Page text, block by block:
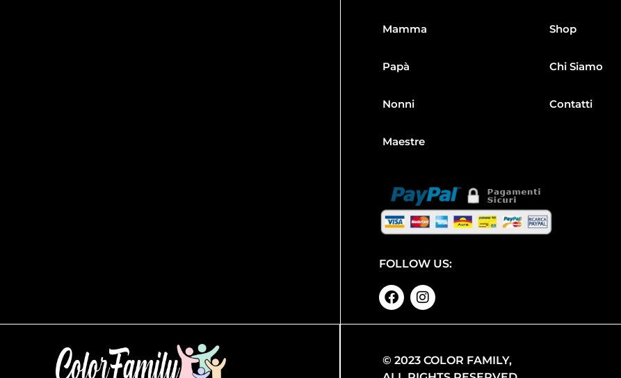
Mamma
Papà
Nonni
Maestre
Shop
Chi Siamo
Contatti
FOLLOW US:
© 2023 COLOR FAMILY,